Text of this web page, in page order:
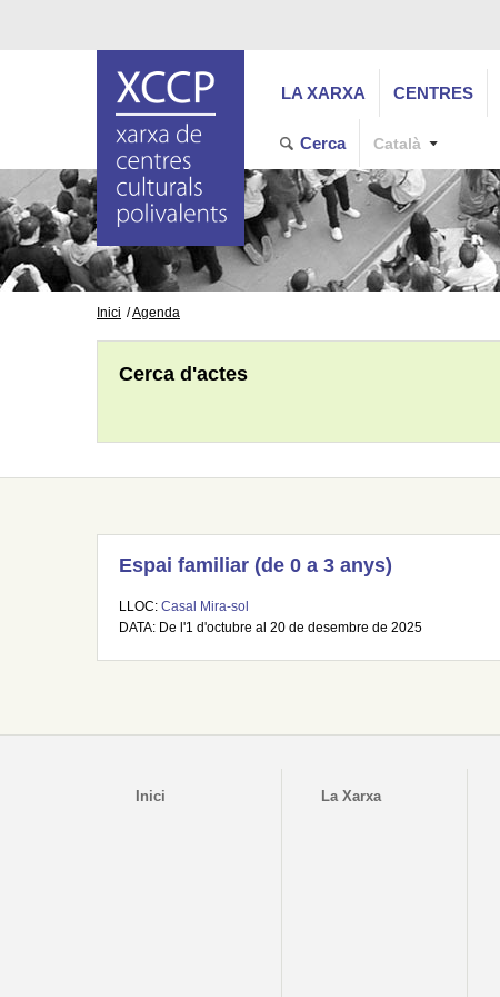
LA XARXA CENTRES
Cerca Català
Inici Agenda
Cerca d'actes
Espai familiar (de 0 a 3 anys)
LLOC: Casal Mira-sol
DATA: De l'1 d'octubre al 20 de desembre de 2025
Inici La Xarxa